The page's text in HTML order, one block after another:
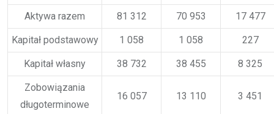
Aktywa razem 81 312 70 953 17 477
Kapitał podstawowy 1 058 1 058 227
Kapitał własny 38 732 38 455 8 325
Zobowiązania
długoterminowe
16 057 13 110 3 451